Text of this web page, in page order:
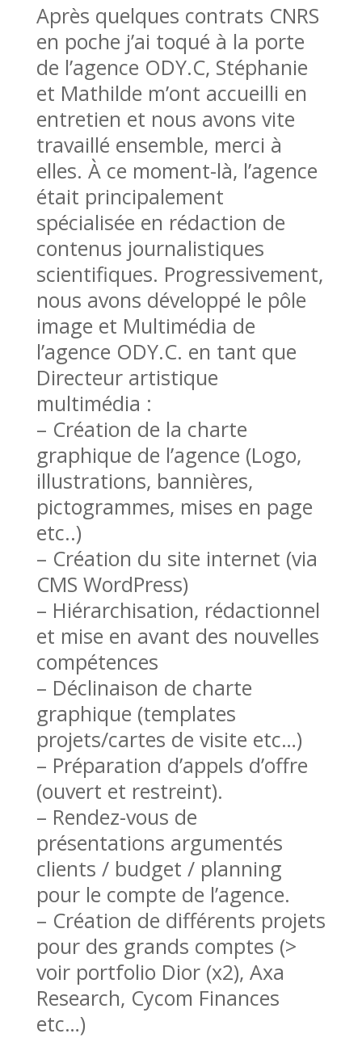
Après quelques contrats CNRS
en poche j’ai toqué à la porte
de l’agence ODY.C, Stéphanie
et Mathilde m’ont accueilli en
entretien et nous avons vite
travaillé ensemble, merci à
elles. À ce moment-là, l’agence
était principalement
spécialisée en rédaction de
contenus journalistiques
scientifiques. Progressivement,
nous avons développé le pôle
image et Multimédia de
l’agence ODY.C. en tant que
Directeur artistique
multimédia :
– Création de la charte
graphique de l’agence (Logo,
illustrations, bannières,
pictogrammes, mises en page
etc..)
– Création du site internet (via
CMS WordPress)
– Hiérarchisation, rédactionnel
et mise en avant des nouvelles
compétences
– Déclinaison de charte
graphique (templates
projets/cartes de visite etc…)
– Préparation d’appels d’offre
(ouvert et restreint).
– Rendez-vous de
présentations argumentés
clients / budget / planning
pour le compte de l’agence.
– Création de différents projets
pour des grands comptes (>
voir portfolio Dior (x2), Axa
Research, Cycom Finances
etc…)